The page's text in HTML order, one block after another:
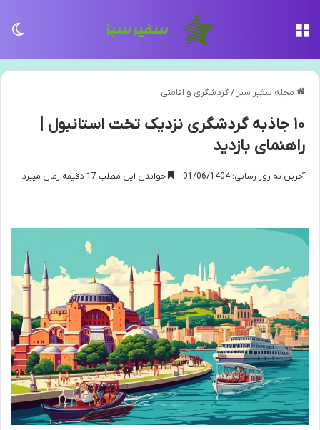
مجله سفیر سبز /گردشگری و اقامتی
۱۰ جاذبه گردشگری نزدیک تخت استانبول |
راهنمای بازدید
آخرین به روز رسانی: 01/06/1404 خواندن این مطلب 17 دقیقه زمان میبرد